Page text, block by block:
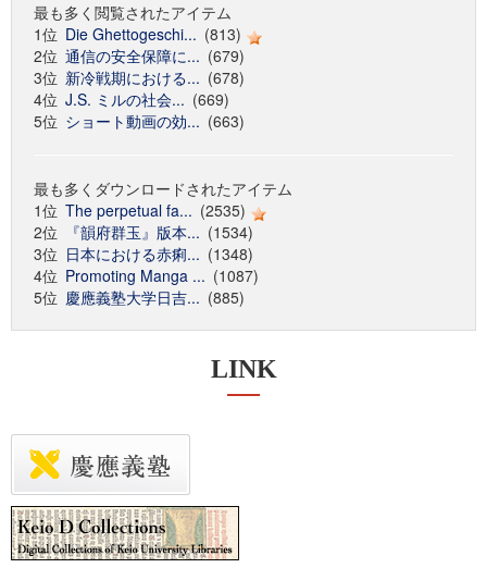
最も多く閲覧されたアイテム
1位 Die Ghettogeschi... (813)
2位 通信の安全保障に... (679)
3位 新冷戦期における... (678)
4位 J.S. ミルの社会... (669)
5位 ショート動画の効... (663)
最も多くダウンロードされたアイテム
1位 The perpetual fa... (2535)
2位
『韻府群玉』版本... (1534)
3位 日本における赤痢... (1348)
4位 Promoting Manga ... (1087)
5位 慶應義塾大学日吉... (885)
LINK